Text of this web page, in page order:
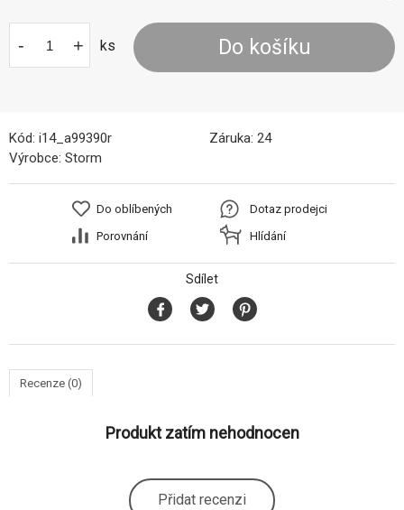
- + ks Do košíku
Kód: i14_a99390r Záruka: 24
Výrobce: Storm
Do oblíbených
Porovnání
Dotaz prodejci
Hlídání
Sdílet
Recenze (0)
Produkt zatím nehodnocen
Přidat recenzi